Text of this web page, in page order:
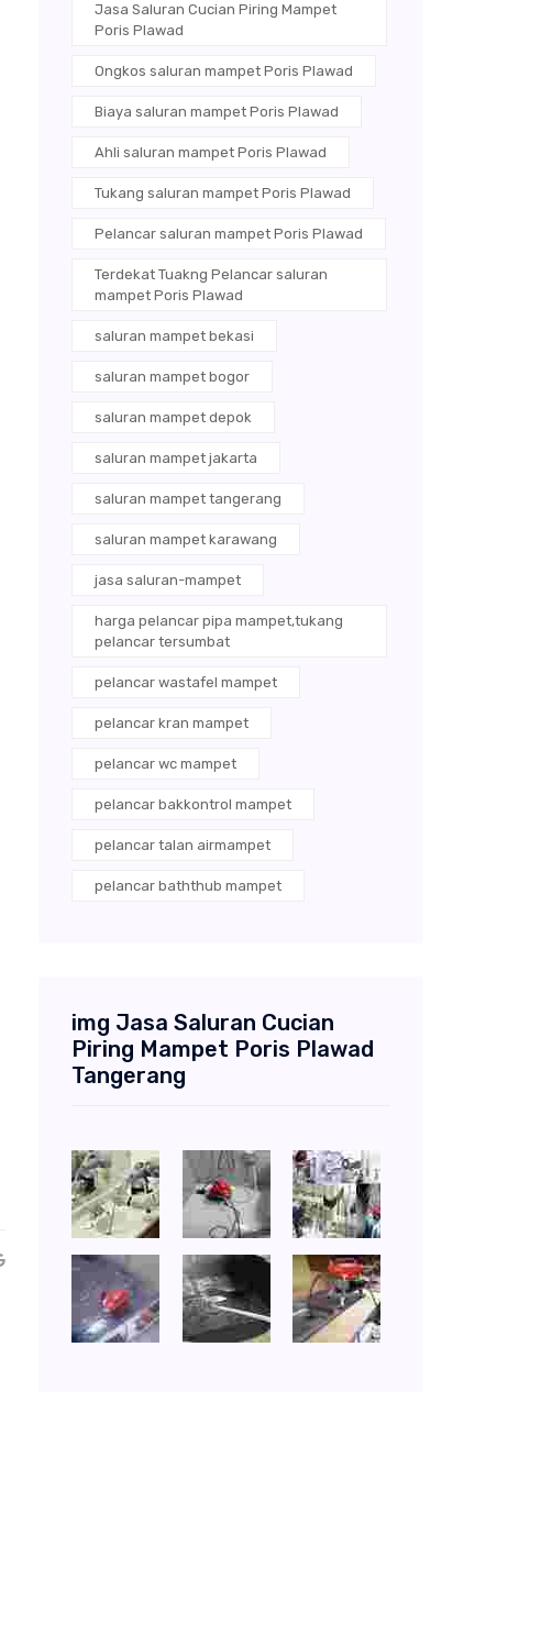
Jasa Saluran Cucian Piring Mampet
Poris Plawad
Ongkos saluran mampet Poris Plawad
Biaya saluran mampet Poris Plawad
Ahli saluran mampet Poris Plawad
Tukang saluran mampet Poris Plawad
Pelancar saluran mampet Poris Plawad
Terdekat Tuakng Pelancar saluran
mampet Poris Plawad
saluran mampet bekasi
saluran mampet bogor
saluran mampet depok
saluran mampet jakarta
saluran mampet tangerang
saluran mampet karawang
jasa saluran-mampet
harga pelancar pipa mampet,tukang
pelancar tersumbat
pelancar wastafel mampet
pelancar kran mampet
pelancar wc mampet
pelancar bakkontrol mampet
pelancar talan airmampet
pelancar baththub mampet
img Jasa Saluran Cucian
Piring Mampet Poris Plawad
Tangerang